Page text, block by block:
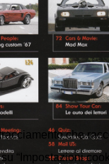
che
“Impostazioni